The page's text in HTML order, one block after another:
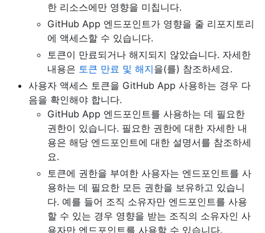
한 리소스에만 영향을 미칩니다.
GitHub App 엔드포인트가 영향을 줄 리포지토리
에 액세스할 수 있습니다.
토큰이 만료되거나 해지되지 않았습니다. 자세한
내용은 토큰 만료 및 해지을(를) 참조하세요.
사용자 액세스 토큰을 GitHub App 사용하는 경우 다
음을 확인해야 합니다.
GitHub App 엔드포인트를 사용하는 데 필요한
권한이 있습니다. 필요한 권한에 대한 자세한 내
용은 해당 엔드포인트에 대한 설명서를 참조하세
요.
토큰에 권한을 부여한 사용자는 엔드포인트를 사
용하는 데 필요한 모든 권한을 보유하고 있습니
다. 예를 들어 조직 소유자만 엔드포인트를 사용
할 수 있는 경우 영향을 받는 조직의 소유자인 사
용자만 엔드포인트를 사용할 수 있습니다.